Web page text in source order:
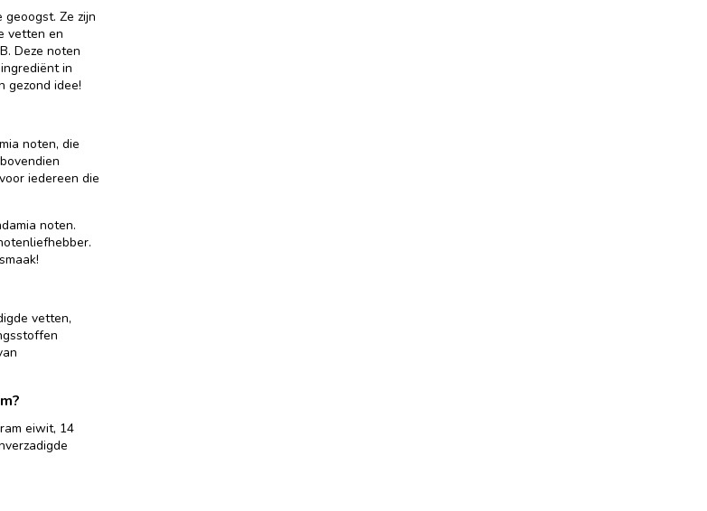
Ze zijn
vetten en
Deze noten
in
gezond idee!
noten, die
iedereen die
noten.
vetten,
eiwit, 14